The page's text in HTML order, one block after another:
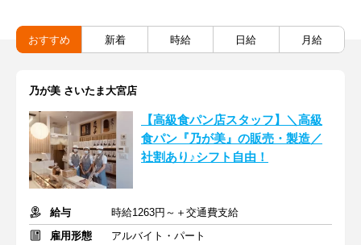
おすすめ 新着 時給 日給 月給
乃が美 さいたま大宮店
【高級食パン店スタッフ】＼高級
食パン『乃が美』の販売・製造／
社割あり♪シフト自由！
給与
時給1263円～＋交通費支給
雇用形態
アルバイト・パート